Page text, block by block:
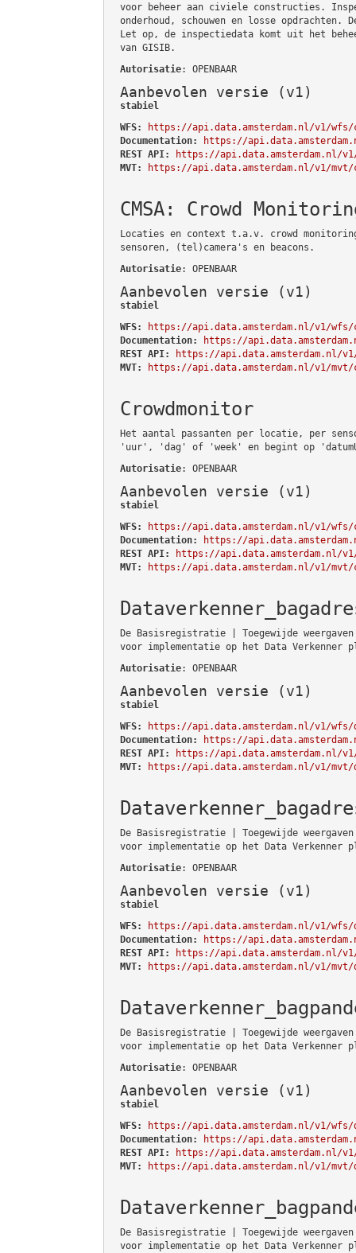
voor beheer aan civiele constructies.
onderhoud, schouwen en losse opdrachten.
Let op, de inspectiedata komt uit het
van GISIB.
Autorisatie: OPENBAAR
Aanbevolen versie (v1)
stabiel
WFS:
https://api.data.amsterdam.nl/v1/
Documentation:
https://
REST API:
https://api.data.amsterdam.nl/
MVT:
https://api.data.amsterdam.nl/v1/
CMSA: Crowd
Locaties en context t.a.v. crowd
sensoren, (tel)camera's en beacons.
Autorisatie: OPENBAAR
Aanbevolen versie (v1)
stabiel
WFS:
https://api.data.amsterdam.nl/v1/wfs/
Documentation:
https://
REST API:
https://api.data.amsterdam.nl/v1/
MVT:
https://api.data.amsterdam.nl/v1/mvt/
Crowdmonitor
Het aantal passanten per locatie, per
'uur', 'dag' of 'week' en begint op
Autorisatie: OPENBAAR
Aanbevolen versie (v1)
stabiel
WFS:
https://api.data.amsterdam.nl/v1/wfs/
Documentation:
https://
REST API:
https://api.data.amsterdam.nl/
MVT:
https://api.data.amsterdam.nl/v1/mvt/
De Basisregistratie | Toegewijde
voor implementatie op het Data Verkenner
Autorisatie: OPENBAAR
Aanbevolen versie (v1)
stabiel
WFS:
https://api.data.amsterdam.nl/v1/wfs/
Documentation:
https://
REST API:
https://api.data.amsterdam.nl/
MVT:
https://api.data.amsterdam.nl/v1/mvt/
De Basisregistratie | Toegewijde
voor implementatie op het Data Verkenner
Autorisatie: OPENBAAR
Aanbevolen versie (v1)
stabiel
WFS:
https://api.data.amsterdam.nl/v1/wfs/
Documentation:
https://
REST API:
https://api.data.amsterdam.nl/
MVT:
https://api.data.amsterdam.nl/v1/mvt/
De Basisregistratie | Toegewijde
voor implementatie op het Data Verkenner
Autorisatie: OPENBAAR
Aanbevolen versie (v1)
stabiel
WFS:
https://api.data.amsterdam.nl/v1/wfs/
Documentation:
https://
REST API:
https://api.data.amsterdam.nl/v1/
MVT:
https://api.data.amsterdam.nl/v1/mvt/
De Basisregistratie | Toegewijde
voor implementatie op het Data Verkenner